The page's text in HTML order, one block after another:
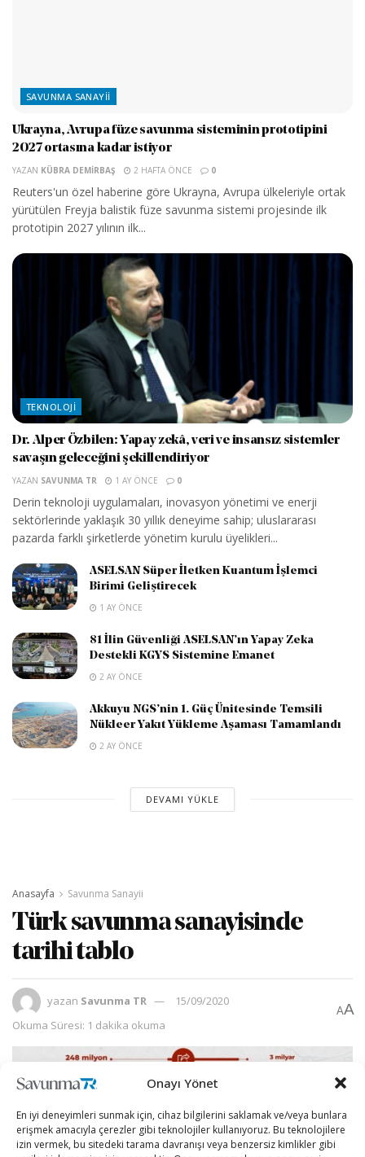
Onayı Yönet
En iyi deneyimleri sunmak için, cihaz bilgilerini saklamak ve/veya bunlara
erişmek amacıyla çerezler gibi teknolojiler kullanıyoruz. Bu teknolojilere
izin vermek, bu sitedeki tarama davranışı veya benzersiz kimlikler gibi
SAVUNMA SANAYII
Ukrayna, Avrupa füze savunma sisteminin prototipini
2027 ortasına kadar istiyor
YAZAN KÜBRA DEMIRBAŞ 2 HAFTA ÖNCE 0
Reuters'un özel haberine göre Ukrayna, Avrupa ülkeleriyle ortak
yürütülen Freyja balistik füze savunma sistemi projesinde ilk
prototipin 2027 yılının ilk...
TEKNOLOJI
Dr. Alper Özbilen: Yapay zekâ, veri ve insansız sistemler
savaşın geleceğini şekillendiriyor
YAZAN SAVUNMA TR 1 AY ÖNCE 0
Derin teknoloji uygulamaları, inovasyon yönetimi ve enerji
sektörlerinde yaklaşık 30 yıllık deneyime sahip; uluslararası
pazarda farklı şirketlerde yönetim kurulu üyelikleri...
ASELSAN Süper İletken Kuantum İşlemci
Birimi Geliştirecek
1 AY ÖNCE
81 İlin Güvenliği ASELSAN’ın Yapay Zeka
Destekli KGYS Sistemine Emanet
2 AY ÖNCE
Akkuyu NGS’nin 1. Güç Ünitesinde Temsili
Nükleer Yakıt Yükleme Aşaması Tamamlandı
2 AY ÖNCE
DEVAMI YÜKLE
Anasayfa Savunma Sanayii
Türk savunma sanayisinde
tarihi tablo
yazan Savunma TR
15/09/2020
Okuma Süresi: 1 dakika okuma
AA